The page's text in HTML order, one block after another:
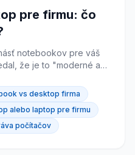
pre firmu: čo
notebookov pre váš
že je to "moderné a
vs desktop firma
alebo laptop pre firmu
počítačov